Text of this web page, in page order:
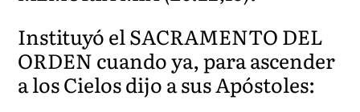
Instituyó el SACRAMENTO DEL
ORDEN cuando ya, para ascender
a los Cielos dijo a sus Apóstoles: